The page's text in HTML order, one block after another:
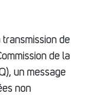
transmission de
de la
un message
non